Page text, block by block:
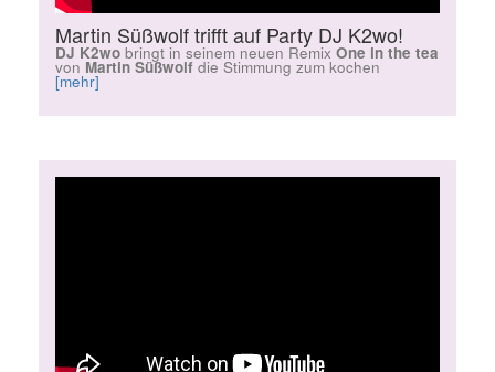
Martin Süßwolf trifft auf Party DJ K2wo!
DJ K2wo bringt in seinem neuen Remix One in the tea
von Martin Süßwolf die Stimmung zum kochen
[mehr]